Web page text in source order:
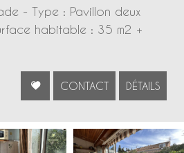
- Type : Pavillon deux
habitable : 35 m2 +
CONTACT DÉTAILS